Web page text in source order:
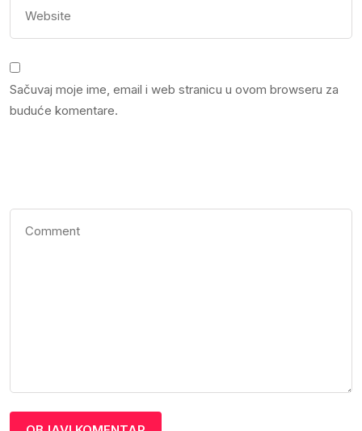
Sačuvaj moje ime, email i web stranicu u ovom browseru za
buduće komentare.